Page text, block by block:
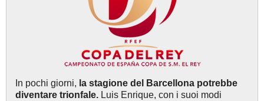
In pochi giorni, la stagione del Barcellona potrebbe
diventare trionfale. Luis Enrique, con i suoi modi